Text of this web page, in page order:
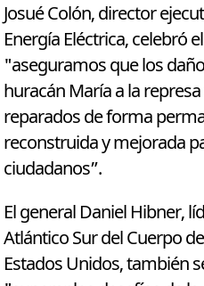
Josué Colón, director
Energía Eléctrica, celebró
"aseguramos que los
huracán María a la
reparados de forma
reconstruida y mejorada
ciudadanos”.
El general Daniel Hibner,
Atlántico Sur del Cuerpo
Estados Unidos, también